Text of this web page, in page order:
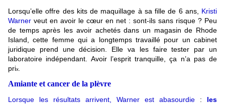
Lorsqu’elle offre des kits de maquillage à sa fille de 6 ans, Kristi
Warner veut en avoir le cœur en net : sont-ils sans risque ? Peu
de temps après les avoir achetés dans un magasin de Rhode
Island, cette femme qui a longtemps travaillé pour un cabinet
juridique prend une décision. Elle va les faire tester par un
laboratoire indépendant. Avoir l’esprit tranquille, ça n’a pas de
prix.
Amiante et cancer de la plèvre
Lorsque les résultats arrivent, Warner est abasourdie : les